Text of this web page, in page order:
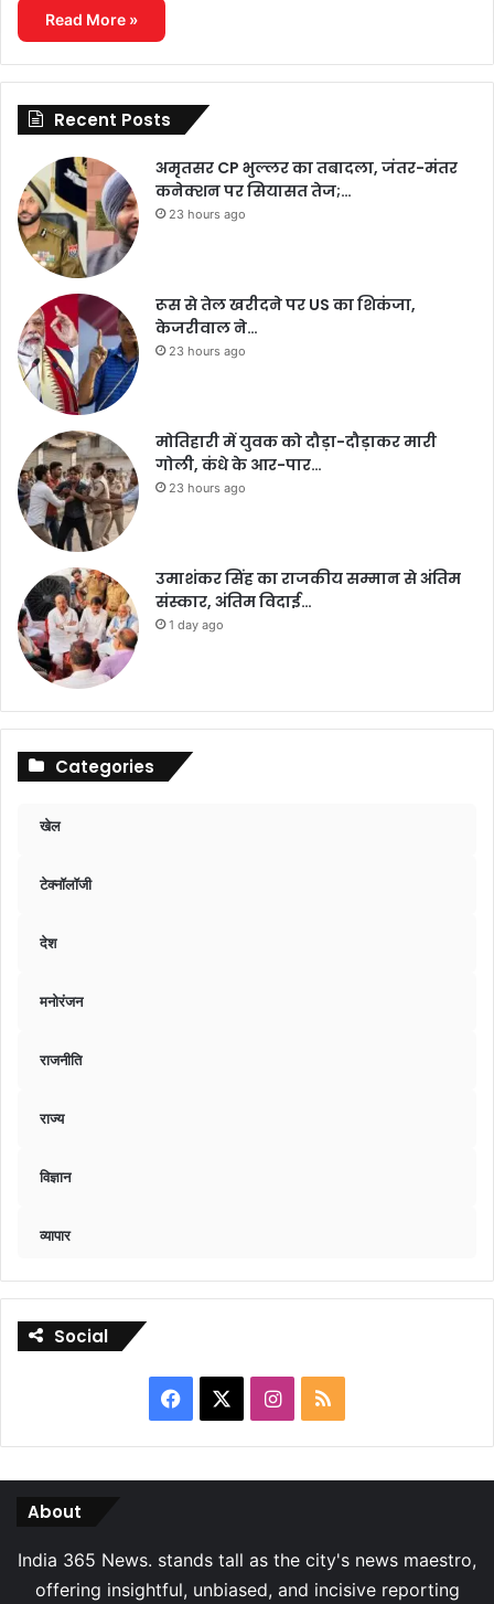
Read More »
Recent Posts
अमृतसर CP भुल्लर का तबादला, जंतर-मंतर
कनेक्शन पर सियासत तेज;…
23 hours ago
रूस से तेल खरीदने पर US का शिकंजा,
केजरीवाल ने…
23 hours ago
मोतिहारी में युवक को दौड़ा-दौड़ाकर मारी
गोली, कंधे के आर-पार…
23 hours ago
उमाशंकर सिंह का राजकीय सम्मान से अंतिम
संस्कार, अंतिम विदाई…
1 day ago
Categories
खेल
टेक्नॉलॉजी
देश
मनोरंजन
राजनीति
राज्य
विज्ञान
व्यापार
Social
Facebook Instagram
RSS
About